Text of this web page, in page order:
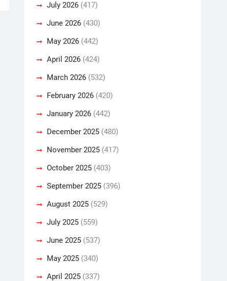
July 2026 (417)
June 2026 (430)
May 2026 (442)
April 2026 (424)
March 2026 (532)
February 2026 (420)
January 2026 (442)
December 2025 (480)
November 2025 (417)
October 2025 (403)
September 2025 (396)
August 2025 (529)
July 2025 (559)
June 2025 (537)
May 2025 (340)
April 2025 (337)